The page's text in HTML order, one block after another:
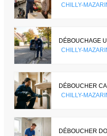
CHILLY-
DÉBOUCHAGE
CHILLY-
DÉBOUCHER
CHILLY-
DÉBOUCHER